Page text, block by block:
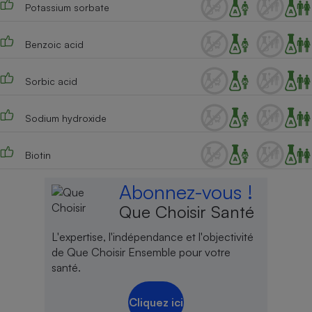
Potassium sorbate
Benzoic acid
Sorbic acid
Sodium hydroxide
Biotin
Abonnez-vous !
Que Choisir Santé
L'expertise, l'indépendance et l'objectivité
de Que Choisir Ensemble pour votre
santé.
Cliquez ici